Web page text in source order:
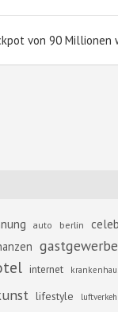
von 90 Millionen
auto berlin
gastgewerbe
internet
lifestyle